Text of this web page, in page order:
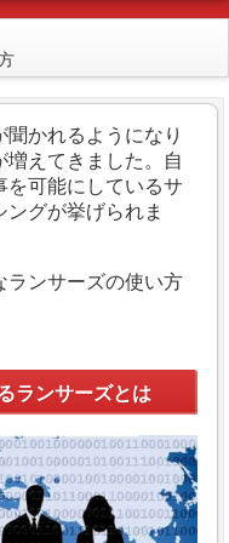
かれるようになり
えてきました。
自
を可能にしているサ
グが挙げられま
ランサーズの使い方
ランサーズとは